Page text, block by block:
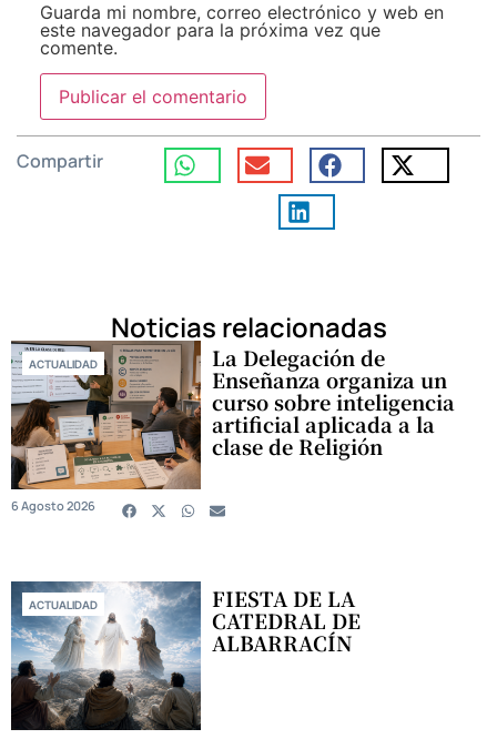
Guarda mi nombre, correo electrónico y web en
este navegador para la próxima vez que
comente.
Compartir
Noticias relacionadas
ACTUALIDAD La Delegación de
Enseñanza organiza un
curso sobre inteligencia
artificial aplicada a la
clase de Religión
6 Agosto 2026
ACTUALIDAD FIESTA DE LA
CATEDRAL DE
ALBARRACÍN